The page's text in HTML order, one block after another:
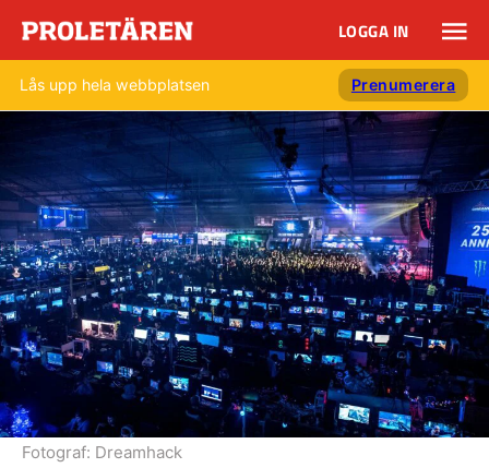
LOGGA IN
Lås upp hela webbplatsen Prenumerera
Fotograf: Dreamhack